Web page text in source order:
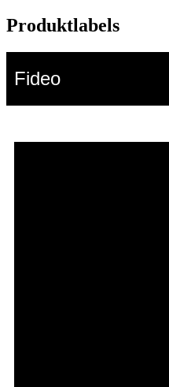
Produktlabels
Fideo